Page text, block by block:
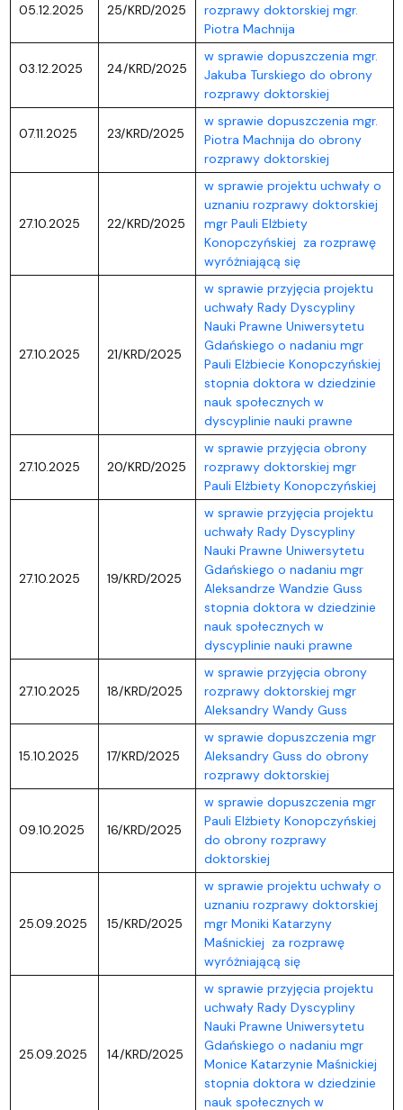
05.12.2025 25/KRD/2025
rozprawy doktorskiej mgr.
Piotra Machnija
03.12.2025 24/KRD/2025
w sprawie dopuszczenia mgr.
Jakuba Turskiego do obrony
rozprawy doktorskiej
07.11.2025 23/KRD/2025
w sprawie dopuszczenia mgr.
Piotra Machnija do obrony
rozprawy doktorskiej
27.10.2025 22/KRD/2025
w sprawie projektu uchwały o
uznaniu rozprawy doktorskiej
mgr Pauli Elżbiety
Konopczyńskiej za rozprawę
wyróżniającą się
27.10.2025 21/KRD/2025
w sprawie przyjęcia projektu
uchwały Rady Dyscypliny
Nauki Prawne Uniwersytetu
Gdańskiego o nadaniu mgr
Pauli Elżbiecie Konopczyńskiej
stopnia doktora w dziedzinie
nauk społecznych w
dyscyplinie nauki prawne
27.10.2025 20/KRD/2025
w sprawie przyjęcia obrony
rozprawy doktorskiej mgr
Pauli Elżbiety Konopczyńskiej
27.10.2025 19/KRD/2025
w sprawie przyjęcia projektu
uchwały Rady Dyscypliny
Nauki Prawne Uniwersytetu
Gdańskiego o nadaniu mgr
Aleksandrze Wandzie Guss
stopnia doktora w dziedzinie
nauk społecznych w
dyscyplinie nauki prawne
27.10.2025 18/KRD/2025
w sprawie przyjęcia obrony
rozprawy doktorskiej mgr
Aleksandry Wandy Guss
15.10.2025 17/KRD/2025
w sprawie dopuszczenia mgr
Aleksandry Guss do obrony
rozprawy doktorskiej
09.10.2025 16/KRD/2025
w sprawie dopuszczenia mgr
Pauli Elżbiety Konopczyńskiej
do obrony rozprawy
doktorskiej
25.09.2025 15/KRD/2025
w sprawie projektu uchwały o
uznaniu rozprawy doktorskiej
mgr Moniki Katarzyny
Maśnickiej za rozprawę
wyróżniającą się
25.09.2025 14/KRD/2025
w sprawie przyjęcia projektu
uchwały Rady Dyscypliny
Nauki Prawne Uniwersytetu
Gdańskiego o nadaniu mgr
Monice Katarzynie Maśnickiej
stopnia doktora w dziedzinie
nauk społecznych w